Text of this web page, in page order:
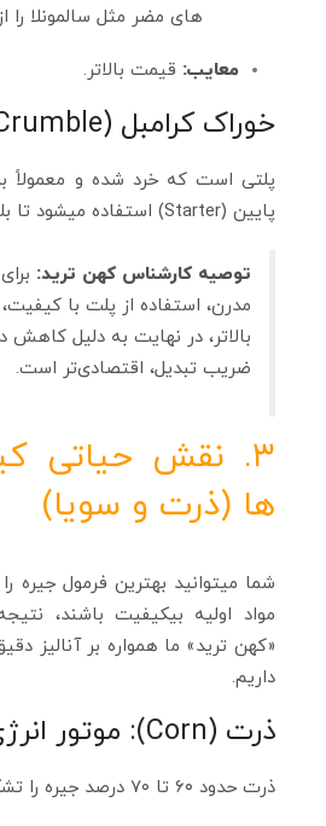
های مضر مثل سالمونلا را
معایب: قیمت بالاتر.
خوراک کرامبل (Crumble)
پلتی است که خرد شده و معمولاً
پایین (Starter) استفاده میشود تا بلع آن آسان باشد.
توصیه کارشناس کهن ترید:
مدرن، استفاده از پلت با
بالاتر، در نهایت به دلیل کاهش
ضریب تبدیل، اقتصادی‌تر است.
۳. نقش حیاتی
ها (ذرت و سویا)
شما میتوانید بهترین فرمول جیره
مواد اولیه بیکیفیت باشند،
«کهن ترید» ما همواره بر آنالیز
داریم.
ذرت (Corn): موتور انرژی
ذرت حدود ۶۰ تا ۷۰ درصد جیره را تشکیل میدهد.